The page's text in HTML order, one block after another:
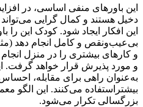
این باورهای منفی اساسی، در
دخیل هستند و کمال گرایی
این افکار ایجاد شود. کودک این را
بی‌عیب‌ونقص و کامل انجام دهد
و کارهای بیشتری را در منزل
و مورد پذیرش قرار خواهد گرفت.
به‌عنوان راهی برای مقابله،
بیشتراستفاده می‌کنند. این الگو
بزرگسالی تکرار می‌شود.